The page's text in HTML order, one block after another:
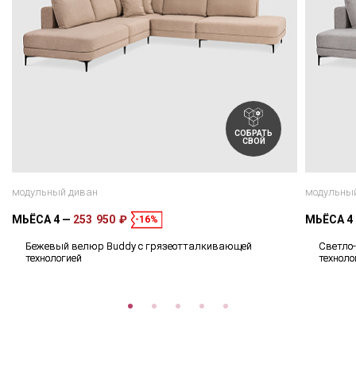
СОБРАТЬ
СВОЙ
модульный диван
МЬЁСА 4 253 950 ₽ -16%
Бежевый велюр Buddy с грязеотталкивающей
технологией
МЬЁСА 4